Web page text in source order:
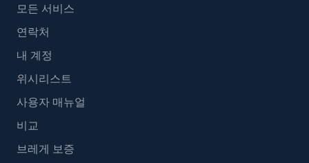
모든 서비스
연락처
내 계정
위시리스트
사용자 매뉴얼
비교
브레게 보증